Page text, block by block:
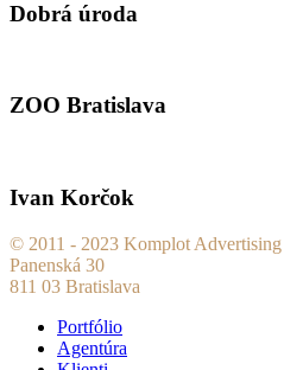
Dobrá úroda
ZOO Bratislava
Ivan Korčok
© 2011 - 2023 Komplot Advertising
Panenská 30
811 03 Bratislava
Portfólio
Agentúra